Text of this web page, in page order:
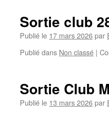
Sortie club
Publié le 17 mars 2026par
Publié dans Non classé |
Sortie Club
Publié le 13 mars 2026par